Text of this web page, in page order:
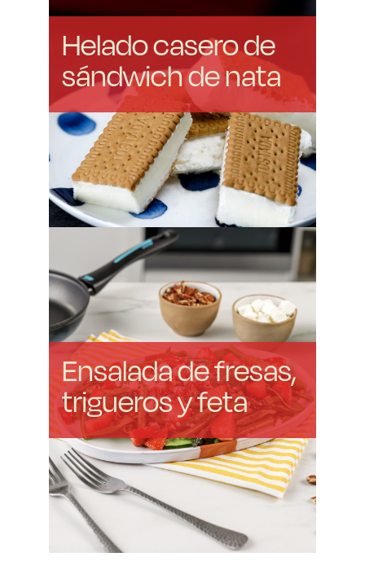
Helado casero de
sándwich de nata
Ensalada de fresas,
trigueros y feta